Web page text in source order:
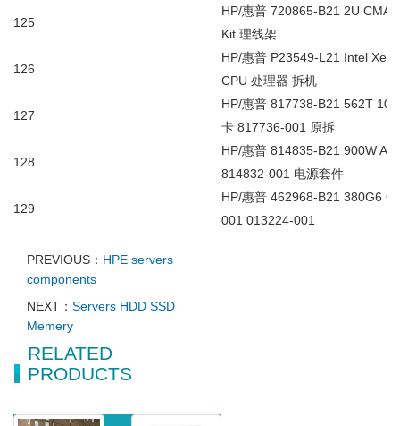
125
HP/惠普 720865-B21 2U CMA
Kit 理线架
126
HP/惠普 P23549-L21 Intel
CPU 处理器 拆机
127
HP/惠普 817738-B21 562T
卡 817736-001 原拆
128
HP/惠普 814835-B21 900W AC
814832-001 电源套件
129
HP/惠普 462968-B21 380G6
001 013224-001
PREVIOUS： HPE servers
components
NEXT： Servers HDD SSD
Memery
RELATED
PRODUCTS